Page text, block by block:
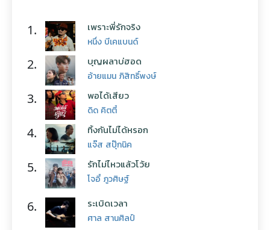
1. เพราะพี่รักจริง
หนึ่ง บีเคแบนด์
2. บุญผลาบ่ฮอด
อ้ายแมน ภิสิทธิ์พงษ์
3. พอได้เสียว
ดิด คิตตี้
4. ทิ้งกันไม่ได้หรอก
แจ๊ส สปุ๊กนิค
5. รักไม่ไหวแล้วโว้ย
โจอี้ ภูวศิษฐ์
6. ระเบิดเวลา
ศาล สานศิลป์